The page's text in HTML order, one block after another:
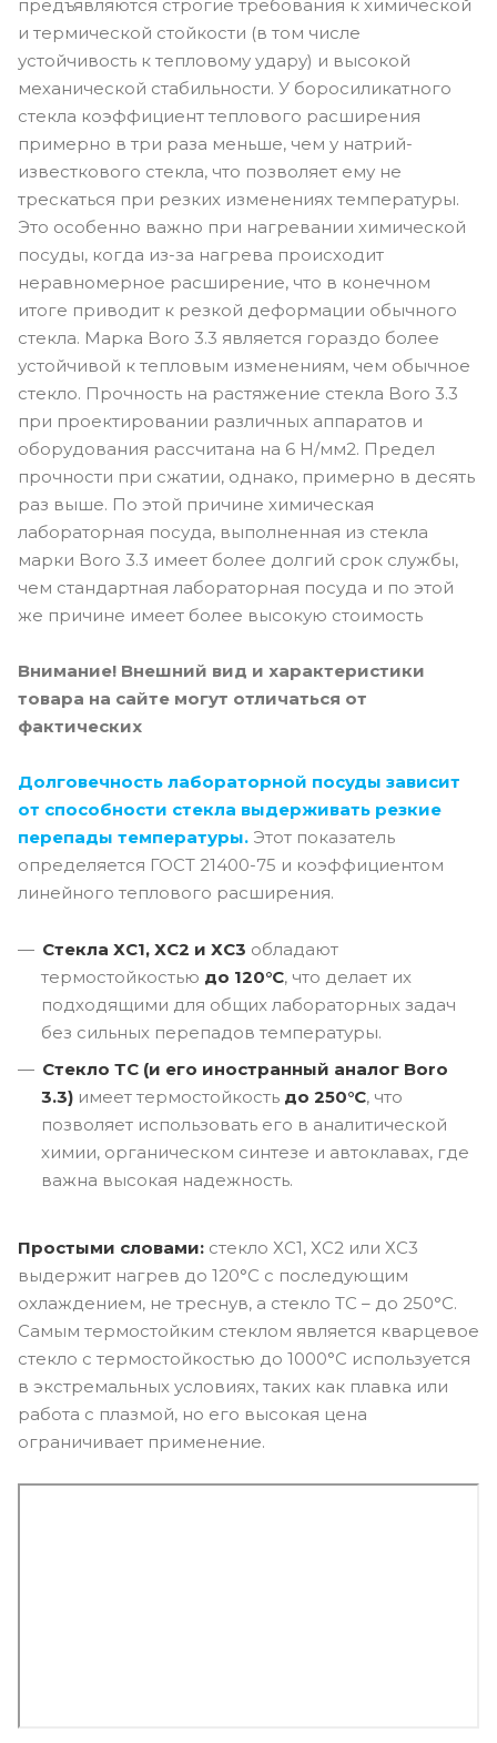
предъявляются строгие требования к химической
и термической стойкости (в том числе
устойчивость к тепловому удару) и высокой
механической стабильности. У боросиликатного
стекла коэффициент теплового расширения
примерно в три раза меньше, чем у натрий-
известкового стекла, что позволяет ему не
трескаться при резких изменениях температуры.
Это особенно важно при нагревании химической
посуды, когда из-за нагрева происходит
неравномерное расширение, что в конечном
итоге приводит к резкой деформации обычного
стекла. Марка Boro 3.3 является гораздо более
устойчивой к тепловым изменениям, чем обычное
стекло. Прочность на растяжение стекла Boro 3.3
при проектировании различных аппаратов и
оборудования рассчитана на 6 Н/мм2. Предел
прочности при сжатии, однако, примерно в десять
раз выше. По этой причине химическая
лабораторная посуда, выполненная из стекла
марки Boro 3.3 имеет более долгий срок службы,
чем стандартная лабораторная посуда и по этой
же причине имеет более высокую стоимость
Внимание! Внешний вид и характеристики
товара на сайте могут отличаться от
фактических
Долговечность лабораторной посуды зависит
от способности стекла выдерживать резкие
перепады температуры. Этот показатель
определяется ГОСТ 21400-75 и коэффициентом
линейного теплового расширения.
Стекла ХС1, ХС2 и ХС3 обладают
термостойкостью до 120°C, что делает их
подходящими для общих лабораторных задач
без сильных перепадов температуры.
Стекло ТС (и его иностранный аналог Boro
3.3) имеет термостойкость до 250°C, что
позволяет использовать его в аналитической
химии, органическом синтезе и автоклавах, где
важна высокая надежность.
Простыми словами: стекло ХС1, ХС2 или ХС3
выдержит нагрев до 120°C с последующим
охлаждением, не треснув, а стекло ТС – до 250°C.
Самым термостойким стеклом является кварцевое
стекло с термостойкостью до 1000°C используется
в экстремальных условиях, таких как плавка или
работа с плазмой, но его высокая цена
ограничивает применение.